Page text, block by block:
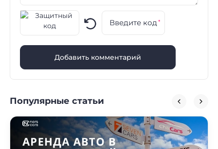
Введите код*
Добавить комментарий
Популярные статьи